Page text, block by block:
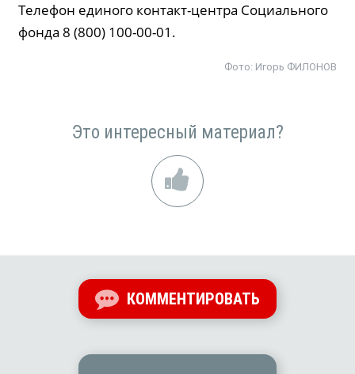
Телефон единого контакт-центра Социального
фонда 8 (800) 100-00-01.
Фото: Игорь ФИЛОНОВ
Это интересный материал?
КОММЕНТИРОВАТЬ